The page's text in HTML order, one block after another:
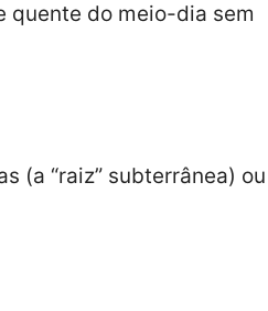
quente do meio-dia sem
(a “raiz” subterrânea) ou